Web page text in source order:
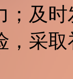
；及
，采